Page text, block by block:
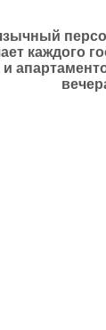
каждого